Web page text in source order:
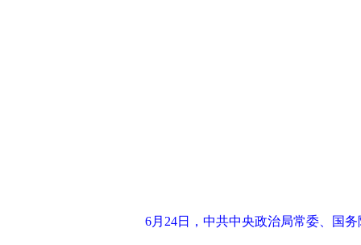
6月24日，中共中央政治局常委、国